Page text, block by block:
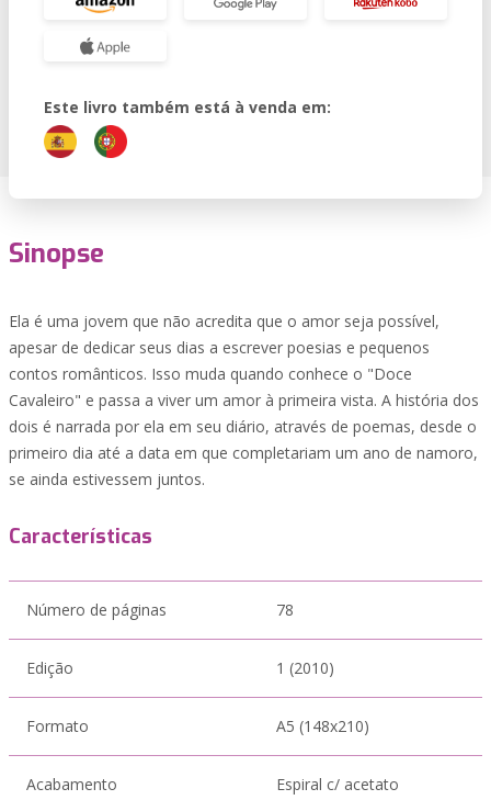
Este livro também está à venda em:
Sinopse
Ela é uma jovem que não acredita que o amor seja possível,
apesar de dedicar seus dias a escrever poesias e pequenos
contos românticos. Isso muda quando conhece o "Doce
Cavaleiro" e passa a viver um amor à primeira vista. A história dos
dois é narrada por ela em seu diário, através de poemas, desde o
primeiro dia até a data em que completariam um ano de namoro,
se ainda estivessem juntos.
Características
Número de páginas 78
Edição 1 (2010)
Formato A5 (148x210)
Acabamento Espiral c/ acetato